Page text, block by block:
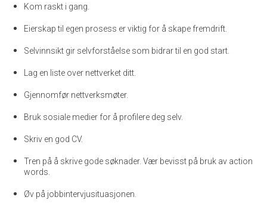
Kom raskt i gang.
Eierskap til egen prosess er viktig for å skape fremdrift.
Selvinnsikt gir selvforståelse som bidrar til en god start.
Lag en liste over nettverket ditt.
Gjennomfør nettverksmøter.
Bruk sosiale medier for å profilere deg selv.
Skriv en god CV.
Tren på å skrive gode søknader. Vær bevisst på bruk av action
words.
Øv på jobbintervjusituasjonen.